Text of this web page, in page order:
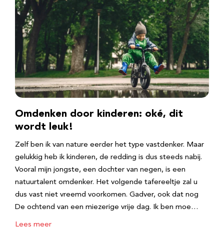
Omdenken door kinderen: oké, dit
wordt leuk!
Zelf ben ik van nature eerder het type vastdenker. Maar
gelukkig heb ik kinderen, de redding is dus steeds nabij.
Vooral mijn jongste, een dochter van negen, is een
natuurtalent omdenker. Het volgende tafereeltje zal u
dus vast niet vreemd voorkomen. Gadver, ook dat nog
De ochtend van een miezerige vrije dag. Ik ben moe…
Lees meer